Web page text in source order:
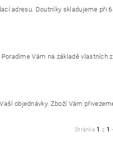
adresu. Doutníky skladujeme při
Vám na základě vlastních
objednávky. Zboží Vám
Stránka 1 z 1